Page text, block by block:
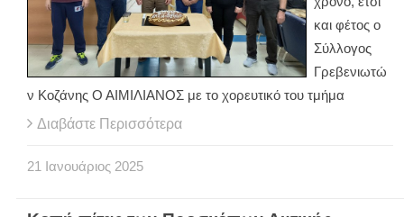
και φέτος ο
Σύλλογος
Γρεβενιωτώ
ν Κοζάνης Ο ΑΙΜΙΛΙΑΝΟΣ με το χορευτικό του τμήμα
Διαβάστε Περισσότερα
21 Ιανουάριος 2025